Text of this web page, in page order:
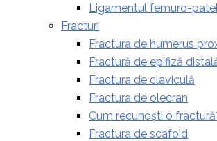
Ligamentul femuro-
Fracturi
Fractura de humerus
Fractură de epifiză
Fractura de claviculă
Fractura de olecran
Cum recunoști o
Fractura de scafoid